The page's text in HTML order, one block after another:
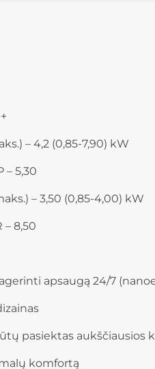
– 4,2 (0,85-7,90) kW
– 5,30
– 3,50 (0,85-4,00) kW
8,50
apsaugą 24/7
pasiektas
komfortą